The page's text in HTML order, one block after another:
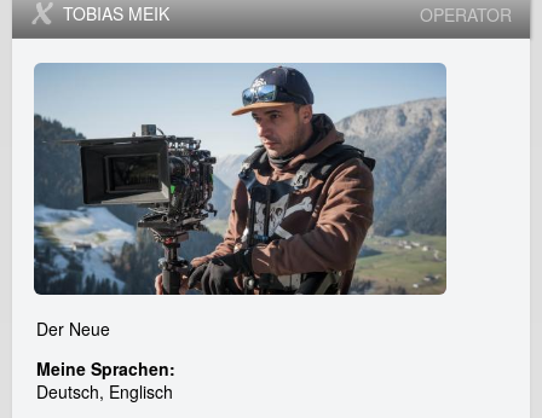
TOBIAS MEIK OPERATOR
Der Neue
Meine Sprachen:
Deutsch, Englisch